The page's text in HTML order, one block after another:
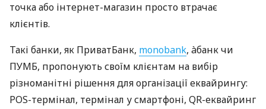
точка або інтернет-магазин просто втрачає
клієнтів.
Такі банки, як ПриватБанк, monobank, àбанк чи
ПУМБ, пропонують своїм клієнтам на вибір
різноманітні рішення для організації еквайрингу:
POS-термінал, термінал у смартфоні, QR-еквайринг